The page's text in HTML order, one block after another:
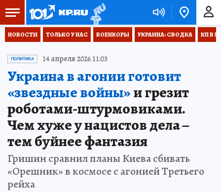
НОВОСТИ ТОЛЬКО У НАС ВОЕНКОРЫ УКРАИНА: СВОДКА КП В
ПОЛИТИКА 14 апреля 2026 11:03
Украина в агонии готовит
«звездные войны»и грезит
роботами-штурмовиками.
Чем хуже у нацистов дела –
тем буйнее фантазия
Гришин сравнил планы Киева сбивать
«Орешник» в космосе с агонией Третьего
рейха